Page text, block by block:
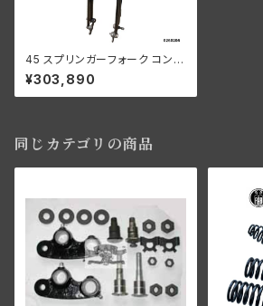
45 スプリンガーフォーク コンプ
リート 2インチ OS 1940-41年
WLA 黒/黒スプリング
¥303,890
同じカテゴリの商品